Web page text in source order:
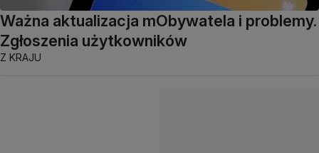
Ważna aktualizacja mObywatela i problemy.
Zgłoszenia użytkowników
Z KRAJU